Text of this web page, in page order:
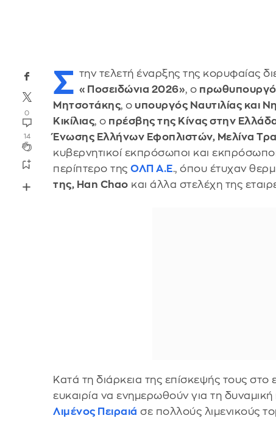
0
14
Σ την τελετή έναρξης της κορυφαίας
«Ποσειδώνια 2026», ο
Μητσοτάκης, ο υπουργός Ναυτιλίας και
Κικίλιας, ο πρέσβης της Κίνας στην
Ένωσης Ελλήνων Εφοπλιστών, Μελίνα
κυβερνητικοί εκπρόσωποι και
περίπτερο τηςΟΛΠ Α.Ε., όπου έτυχαν
της, Han Chao και άλλα στελέχη της
Κατά τη διάρκεια της επίσκεψής τους στο
ευκαιρία να ενημερωθούν για τη
Λιμένος Πειραιά σε πολλούς λιμενικούς